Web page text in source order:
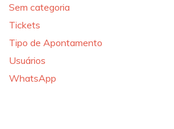
Sem categoria
Tickets
Tipo de Apontamento
Usuários
WhatsApp